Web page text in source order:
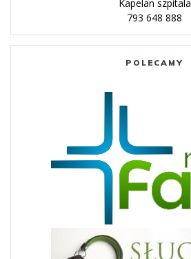
Kapelan szpitala
793 648 888
POLECAMY